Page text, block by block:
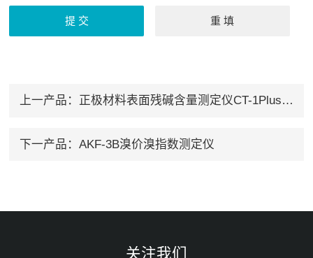
上一产品： 正极材料表面残碱含量测定仪CT-1Plus滴定仪
下一产品： AKF-3B溴价溴指数测定仪
关注我们